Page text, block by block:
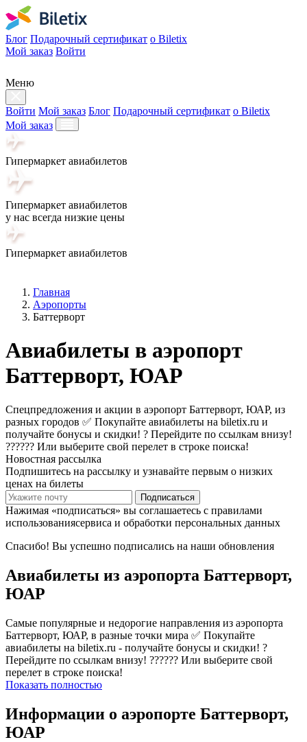
Блог Подарочный сертификат о Biletix
Мой заказ Войти
Меню
Войти Мой заказ Блог Подарочный сертификат о Biletix
Мой заказ
Гипермаркет авиабилетов
Гипермаркет авиабилетов
у нас всегда низкие цены
Гипермаркет авиабилетов
Главная
Аэропорты
Баттерворт
Авиабилеты в аэропорт
Баттерворт, ЮАР
Спецпредложения и акции в аэропорт Баттерворт, ЮАР, из
разных городов ✅ Покупайте авиабилеты на biletix.ru и
получайте бонусы и скидки! ? Перейдите по ссылкам внизу!
?????? Или выберите свой перелет в строке поиска!
Новостная рассылка
Подпишитесь на рассылку и узнавайте первым о низких
ценах на билеты
Подписаться
Нажимая «подписаться» вы соглашаетесь с правилами
использованиясервиса и обработки персональных данных
Спасибо! Вы успешно подписались на наши обновления
Авиабилеты из аэропорта Баттерворт,
ЮАР
Самые популярные и недорогие направления из аэропорта
Баттерворт, ЮАР, в разные точки мира ✅ Покупайте
авиабилеты на biletix.ru - получайте бонусы и скидки! ?
Перейдите по ссылкам внизу! ?????? Или выберите свой
перелет в строке поиска!
Показать полностью
Информации о аэропорте Баттерворт,
ЮАР